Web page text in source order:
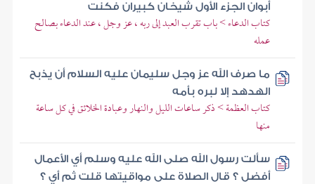
أبوان الجزء الأول شيخان كبيران فكنت
كتاب الدعاء > باب تقرب العبد إلى ربه ، عز وجل ، عند الدعاء بصالح
عمله
ما صرف الله عز وجل سليمان عليه السلام أن يذبح
الهدهد إلا لبره بأمه
كتاب العظمة > ذكر ساعات الليل والنهار وعبادة الخلائق في كل ساعة
منها
سألت رسول الله صلى الله عليه وسلم أي الأعمال
أفضل ؟ قال الصلاة على مواقيتها قلت ثم أي ؟